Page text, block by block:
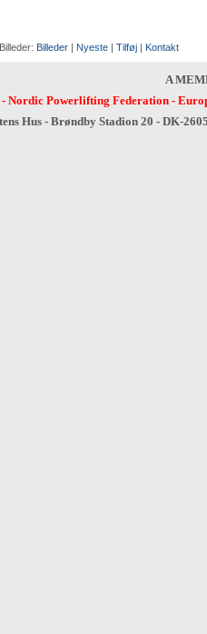
Billeder | Nyeste | Tilføj | Kontakt
A
Nordic Powerlifting Federation-
Hus - Brøndby Stadion 20 - DK-